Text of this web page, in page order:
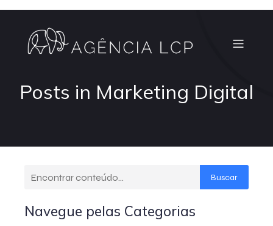
Posts in Marketing Digital
Buscar
Navegue pelas Categorias